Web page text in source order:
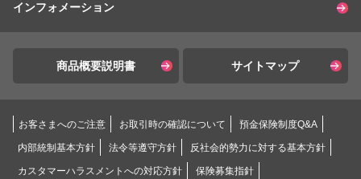
インフォメーション
商品概要説明書 サイトマップ
お客さまへのご注意 お取引時の確認について 預金保険制度Q&A
内部統制基本方針 法令等遵守方針 反社会的勢力に対する基本方針
カスタマーハラスメントへの対応方針 保険募集指針